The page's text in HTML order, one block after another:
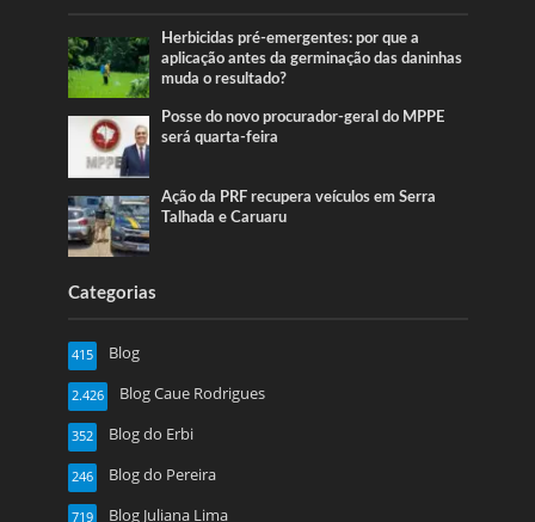
Herbicidas pré-emergentes: por que a
aplicação antes da germinação das daninhas
muda o resultado?
Posse do novo procurador-geral do MPPE
será quarta-feira
Ação da PRF recupera veículos em Serra
Talhada e Caruaru
Categorias
Blog
415
Blog Caue Rodrigues
2.426
Blog do Erbi
352
Blog do Pereira
246
Blog Juliana Lima
719